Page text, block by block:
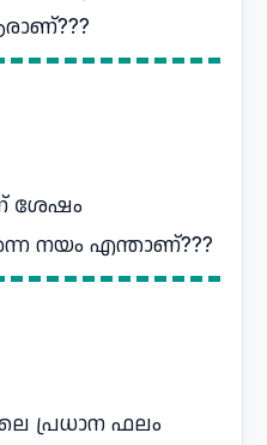
ശേഷം
നയം എന്താണ്???
പ്രധാന ഫലം